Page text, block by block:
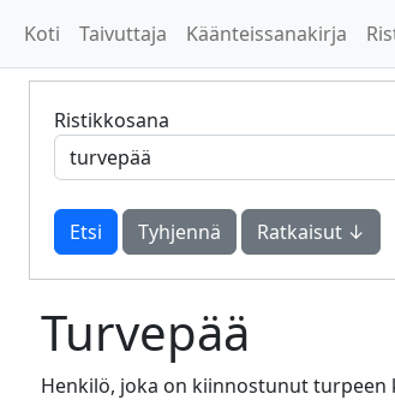
Koti Taivuttaja Käänteissanakirja
Ristikkosana
Tyhjennä Ratkaisut ↓
Turvepää
Henkilö, joka on kiinnostunut turpeen